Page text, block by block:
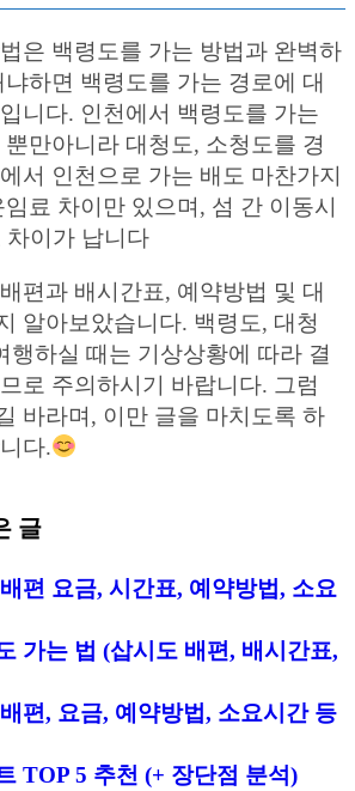
은 백령도를 가는 방법과 완벽하
하면 백령도를 가는 경로에 대
니다. 인천에서 백령도를 가는
만아니라 대청도, 소청도를 경
서 인천으로 가는 배도 마찬가지
료 차이만 있으며, 섬 간 이동시
차이가 납니다
편과 배시간표, 예약방법 및 대
알아보았습니다. 백령도, 대청
행하실 때는 기상상황에 따라 결
로 주의하시기 바랍니다. 그럼
바라며, 이만 글을 마치도록 하
다.
글
편 요금, 시간표, 예약방법, 소요
가는 법 (삽시도 배편, 배시간표,
편, 요금, 예약방법, 소요시간 등
TOP 5 추천 (+ 장단점 분석)